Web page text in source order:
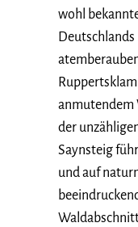
wohl
anmutendem
der
Saynsteig
und auf